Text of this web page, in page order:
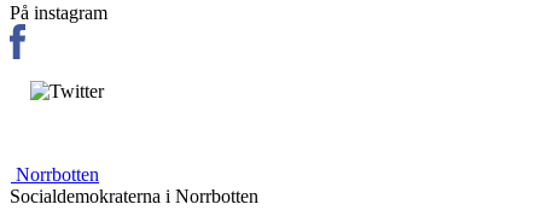
På instagram
Norrbotten
Socialdemokraterna i Norrbotten